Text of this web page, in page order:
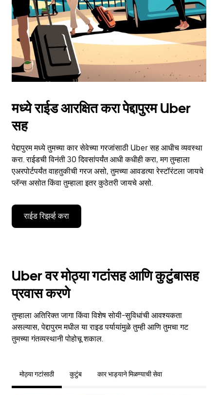
close
the
calendar.
मध्ये राईड आरक्षित करा पेद्दापुरम Uber
सह
पेद्दापुरम मध्ये तुमच्या कार सेवेच्या गरजांसाठी Uber सह आधीच व्यवस्था
करा. राईडची विनंती 30 दिवसांपर्यंत आधी कधीही करा, मग तुम्हाला
एअरपोर्टपर्यंत वाहतुकीची गरज असो, तुमच्या आवडत्या रेस्टॉरंटला जायचे
प्लॅन्स असोत किंवा तुम्हाला इतर कुठेतरी जायचे असो.
राईड रिझर्व्ह करा
Uber वर मोठ्या गटांसह आणि कुटुंबासह
प्रवास करणे
तुम्हाला अतिरिक्त जागा किंवा विशेष सोयी-सुविधांची आवश्यकता
असल्यास, पेद्दापुरम मधील या राइड पर्यायांमुळे तुम्ही आणि तुमचा गट
तुमच्या गंतव्यस्थानी पोहोचू शकाल.
मोठ्या गटांसाठी कुटुंब कार भाड्याने मिळण्याची सेवा